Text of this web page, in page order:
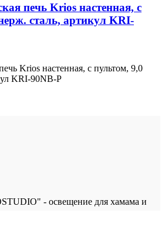
печь Krios настенная, с
сталь, артикул KRI-
Krios настенная, с пультом, 9,0
KRI-90NB-P
- освещение для хамама и